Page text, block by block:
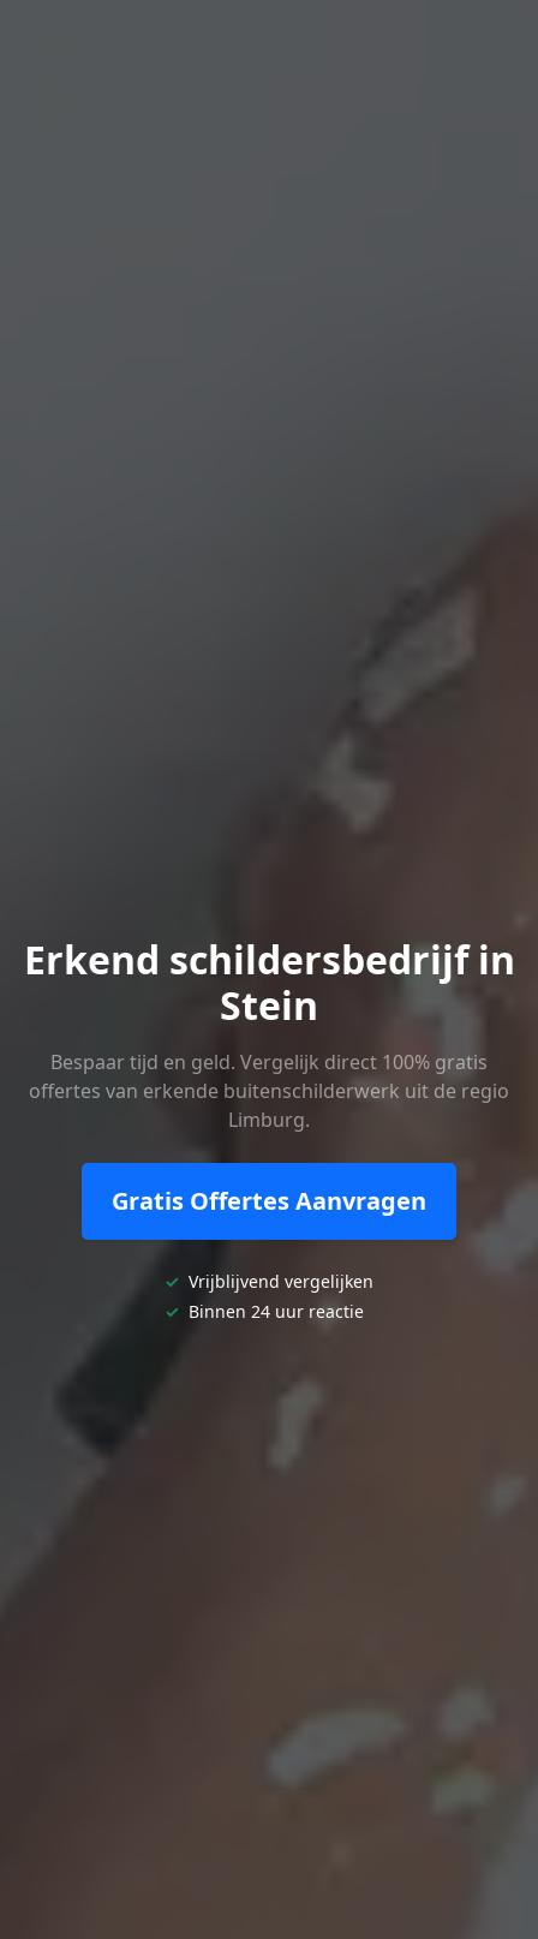
Erkend schildersbedrijf in
Stein
Bespaar tijd en geld. Vergelijk direct 100% gratis
offertes van erkende buitenschilderwerk uit de regio
Limburg.
Gratis Offertes Aanvragen
✓ Vrijblijvend vergelijken
✓ Binnen 24 uur reactie